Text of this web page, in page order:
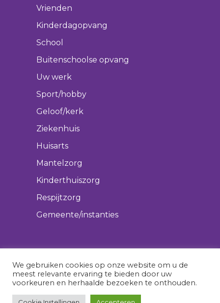
Vrienden
Kinderdagopvang
School
Buitenschoolse opvang
Uw werk
Sport/hobby
Geloof/kerk
Ziekenhuis
Huisarts
Mantelzorg
Kinderthuiszorg
Respijtzorg
Gemeente/instanties
vergeetmeniet.nl © 2022 All rights
We gebruiken cookies op onze website om u de
meest relevante ervaring te bieden door uw
voorkeuren en herhaalde bezoeken te onthouden.